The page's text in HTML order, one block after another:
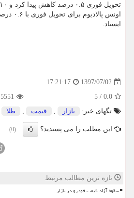
ایستاد.
1397/07/02
17:21:17
0.0
/
5
5551
تگهای خبر:
بازار , قیمت , طلا
این مطلب را می پسندید؟ (0)
تازه ترین مطالب مرتبط
سقوط آزاد قیمت خودرو در بازار